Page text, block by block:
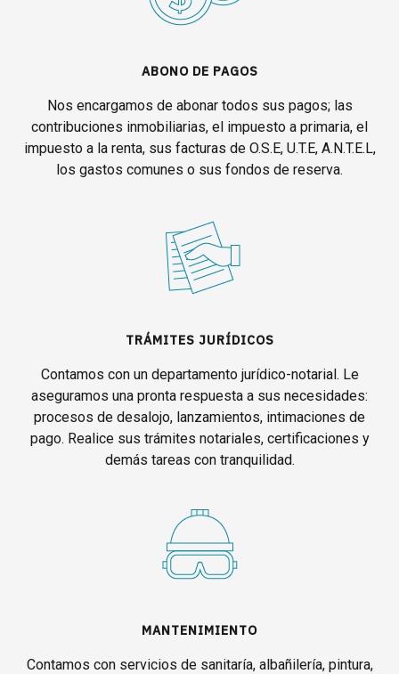
ABONO DE PAGOS
Nos encargamos de abonar todos sus pagos; las
contribuciones inmobiliarias, el impuesto a primaria, el
impuesto a la renta, sus facturas de O.S.E, U.T.E, A.N.T.E.L,
los gastos comunes o sus fondos de reserva.
TRÁMITES JURÍDICOS
Contamos con un departamento jurídico-notarial. Le
aseguramos una pronta respuesta a sus necesidades:
procesos de desalojo, lanzamientos, intimaciones de
pago. Realice sus trámites notariales, certificaciones y
demás tareas con tranquilidad.
MANTENIMIENTO
Contamos con servicios de sanitaría, albañilería, pintura,